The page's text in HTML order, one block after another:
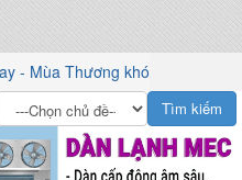
- Mùa Thương khó